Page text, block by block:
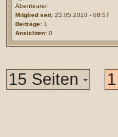
Abenteurer
Mitglied seit:23.05.2010 - 08:57
Beiträge:1
Ansichten:0
15 Seiten 1